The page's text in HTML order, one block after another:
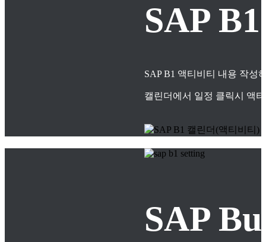
SAP
SAP B1 액티비티 내용 작성
캘린더에서 일정 클릭시 액
SAP